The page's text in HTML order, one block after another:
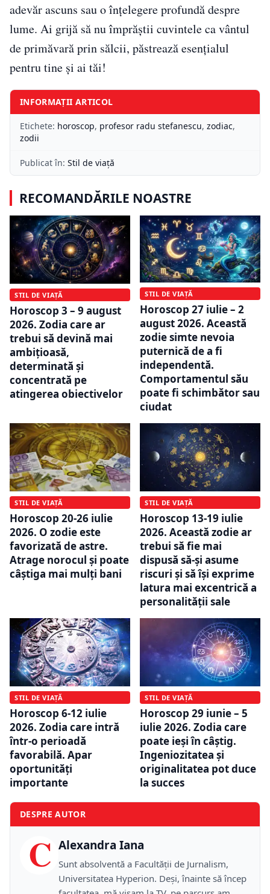
adevăr ascuns sau o înțelegere profundă despre
lume. Ai grijă să nu împrăștii cuvintele ca vântul
de primăvară prin sălcii, păstrează esențialul
pentru tine și ai tăi!
INFORMAȚII ARTICOL
Etichete: horoscop, profesor radu stefanescu, zodiac,
zodii
Publicat în: Stil de viață
RECOMANDĂRILE NOASTRE
STIL DE VIAȚĂ
Horoscop 3 – 9 august
2026. Zodia care ar
trebui să devină mai
ambițioasă,
determinată și
concentrată pe
atingerea obiectivelor
STIL DE VIAȚĂ
Horoscop 27 iulie – 2
august 2026. Această
zodie simte nevoia
puternică de a fi
independentă.
Comportamentul său
poate fi schimbător sau
ciudat
STIL DE VIAȚĂ
Horoscop 20-26 iulie
2026. O zodie este
favorizată de astre.
Atrage norocul și poate
câștiga mai mulți bani
STIL DE VIAȚĂ
Horoscop 13-19 iulie
2026. Această zodie ar
trebui să fie mai
dispusă să-și asume
riscuri și să își exprime
latura mai excentrică a
personalității sale
STIL DE VIAȚĂ
Horoscop 6-12 iulie
2026. Zodia care intră
într-o perioadă
favorabilă. Apar
oportunități
importante
STIL DE VIAȚĂ
Horoscop 29 iunie – 5
iulie 2026. Zodia care
poate ieși în câștig.
Ingeniozitatea și
originalitatea pot duce
la succes
DESPRE AUTOR
C Alexandra Iana
Sunt absolventă a Facultății de Jurnalism,
Universitatea Hyperion. Deși, înainte să încep